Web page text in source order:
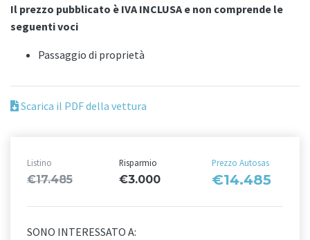
Il prezzo pubblicato è IVA INCLUSA e non comprende le
seguenti voci
Passaggio di proprietà
Scarica il PDF della vettura
Listino
€17.485
Risparmio
€3.000
Prezzo Autosas
€14.485
SONO INTERESSATO A: